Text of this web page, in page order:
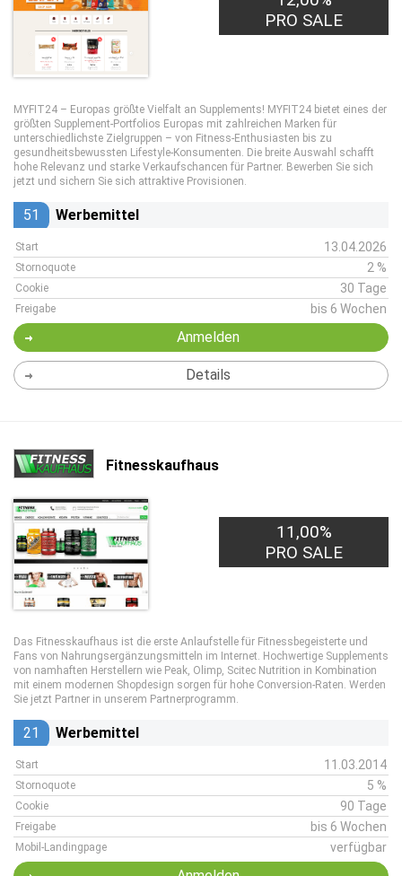
PRO SALE
MYFIT24 – Europas größte Vielfalt an Supplements! MYFIT24 bietet eines der
größten Supplement-Portfolios Europas mit zahlreichen Marken für
unterschiedlichste Zielgruppen – von Fitness-Enthusiasten bis zu
gesundheitsbewussten Lifestyle-Konsumenten. Die breite Auswahl schafft
hohe Relevanz und starke Verkaufschancen für Partner. Bewerben Sie sich
jetzt und sichern Sie sich attraktive Provisionen.
51 Werbemittel
Start 13.04.2026
Stornoquote 2 %
Cookie 30 Tage
Freigabe bis 6 Wochen
Anmelden
Details
Fitnesskaufhaus
11,00%
PRO SALE
Das Fitnesskaufhaus ist die erste Anlaufstelle für Fitnessbegeisterte und
Fans von Nahrungsergänzungsmitteln im Internet. Hochwertige Supplements
von namhaften Herstellern wie Peak, Olimp, Scitec Nutrition in Kombination
mit einem modernen Shopdesign sorgen für hohe Conversion-Raten. Werden
Sie jetzt Partner in unserem Partnerprogramm.
21 Werbemittel
Start 11.03.2014
Stornoquote 5 %
Cookie 90 Tage
Freigabe bis 6 Wochen
Mobil-Landingpage verfügbar